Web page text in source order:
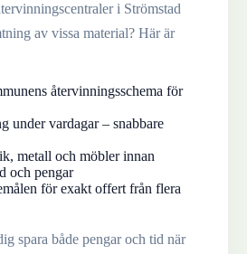
i Strömstad
av vissa material? Här är
återvinningsschema för
under vardagar – snabbare
metall och möbler innan
och pengar
för exakt offert från flera
spara både pengar och tid när